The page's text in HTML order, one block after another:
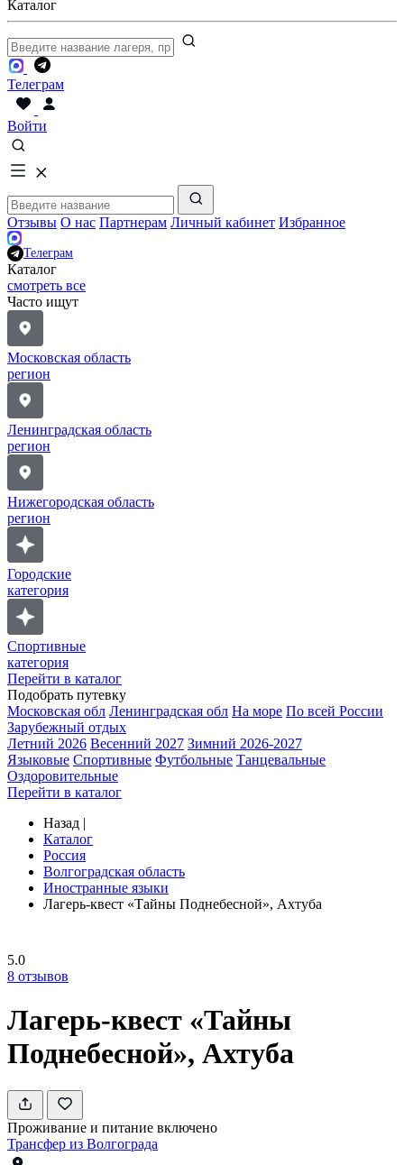
Каталог
Телеграм
Войти
Отзывы О нас Партнерам Личный кабинет Избранное
Телеграм
Каталог
смотреть все
Часто ищут
Московская область
регион
Ленинградская область
регион
Нижегородская область
регион
Городские
категория
Спортивные
категория
Перейти в каталог
Подобрать путевку
Московская обл Ленинградская обл На море По всей России
Зарубежный отдых
Летний 2026 Весенний 2027 Зимний 2026-2027
Языковые Спортивные Футбольные Танцевальные
Оздоровительные
Перейти в каталог
Назад |
Каталог
Россия
Волгоградская область
Иностранные языки
Лагерь-квест «Тайны Поднебесной», Ахтуба
5.0
8 отзывов
Лагерь-квест «Тайны
Поднебесной», Ахтуба
Проживание и питание включено
Трансфер из Волгограда